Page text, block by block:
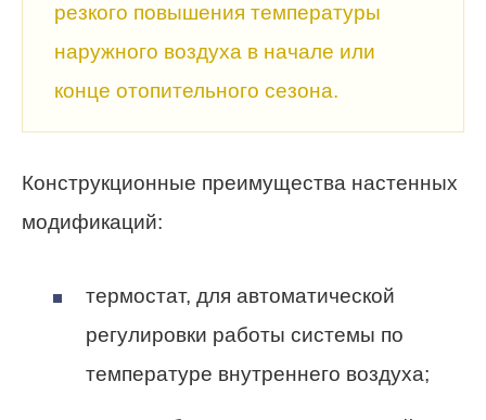
резкого повышения температуры
наружного воздуха в начале или
конце отопительного сезона.
Конструкционные преимущества настенных
модификаций:
термостат, для автоматической
регулировки работы системы по
температуре внутреннего воздуха;